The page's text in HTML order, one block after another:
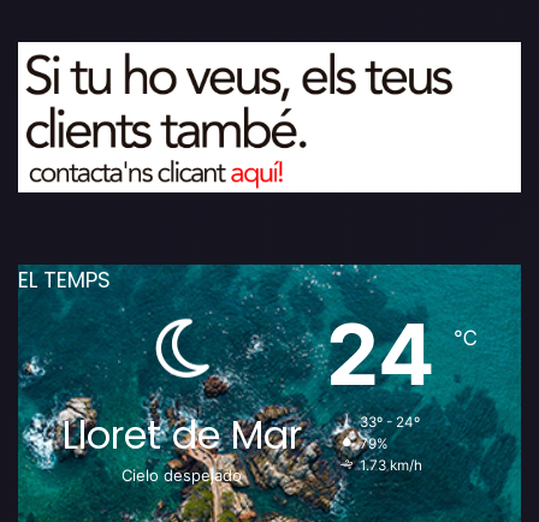
EL TEMPS
Lloret de Mar
Cielo despejado
24℃
33º - 24º
79%
1.73 km/h